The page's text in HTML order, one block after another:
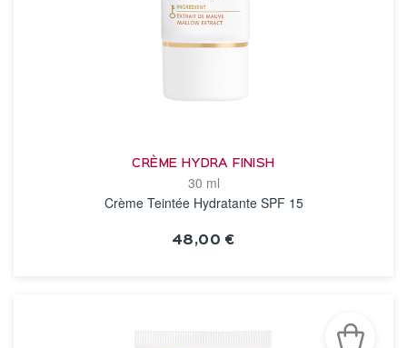
CRÈME HYDRA FINISH
30 ml
Crème Teintée Hydratante SPF 15
48,00 €